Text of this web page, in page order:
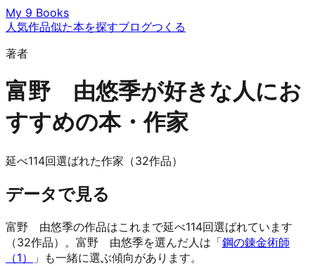
My 9 Books
人気作品似た本を探すブログつくる
著者
富野 由悠季が好きな人にお
すすめの本・作家
延べ114回選ばれた作家（32作品）
データで見る
富野 由悠季の作品はこれまで延べ114回選ばれています
（32作品）。富野 由悠季を選んだ人は「鋼の錬金術師
（1）
」も一緒に選ぶ傾向があります。